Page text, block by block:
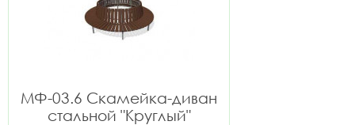
МФ-03.6 Скамейка-диван
стальной "Круглый"